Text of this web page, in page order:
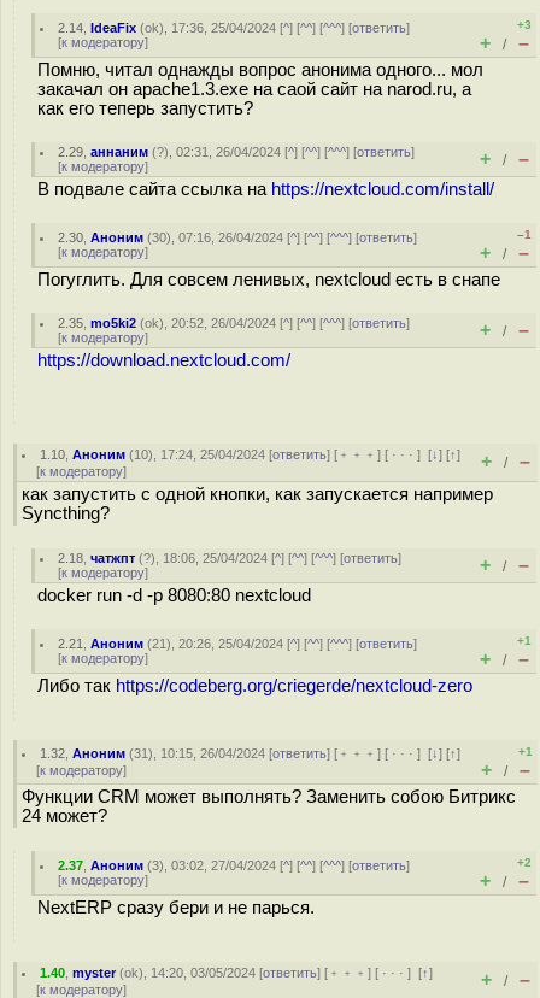
2.14 ,IdeaFix (ok), 17:36, 25/04/2024 [^] [^^] [^^^] [ответить]
[к модератору]
+3
+ / –
Помню, читал однажды вопрос анонима одного... мол
закачал он apache1.3.exe на саой сайт на narod.ru, а
как его теперь запустить?
2.29 ,аннаним (?), 02:31, 26/04/2024 [^] [^^] [^^^] [ответить]
[к модератору] + / –
В подвале сайта ссылка на https://nextcloud.com/install/
2.30 ,Аноним (30), 07:16, 26/04/2024 [^] [^^] [^^^] [ответить]
[к модератору]
–1
+ / –
Погуглить. Для совсем ленивых, nextcloud есть в снапе
2.35 ,mo5ki2 (ok), 20:52, 26/04/2024 [^] [^^] [^^^] [ответить]
[к модератору] + / –
https://download.nextcloud.com/
1.10 ,Аноним (10), 17:24, 25/04/2024 [ответить] [ ﹢﹢﹢] [ · · ·][↓] [↑]
[к модератору] + / –
как запустить с одной кнопки, как запускается например
Syncthing?
2.18 ,чатжпт (?), 18:06, 25/04/2024 [^] [^^] [^^^] [ответить]
[к модератору] + / –
docker run -d -p 8080:80 nextcloud
2.21 ,Аноним (21), 20:26, 25/04/2024 [^] [^^] [^^^] [ответить]
[к модератору]
+1
+ / –
Либо так https://codeberg.org/criegerde/nextcloud-zero
1.32 ,Аноним (31), 10:15, 26/04/2024 [ответить] [ ﹢﹢﹢] [ · · ·][↓] [↑]
[к модератору]
+1
+ / –
Функции CRM может выполнять? Заменить собою Битрикс
24 может?
2.37 ,Аноним (3), 03:02, 27/04/2024 [^] [^^] [^^^] [ответить]
[к модератору]
+2
+ / –
NextERP сразу бери и не парься.
1.40 ,myster(ok), 14:20, 03/05/2024 [ответить] [ ﹢﹢﹢] [ · · ·][↑]
[к модератору] + / –